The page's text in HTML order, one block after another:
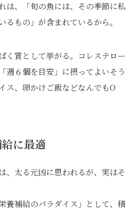
は、「旬の魚には、その季節に私
るもの」が含まれているから。
く質として挙がる。コレステロー
週６個を目安」に摂ってよいそう
ス、卵かけご飯などなんでもO
に最適
、太る元凶に思われるが、実はそ
養補給のパラダイス」として、積